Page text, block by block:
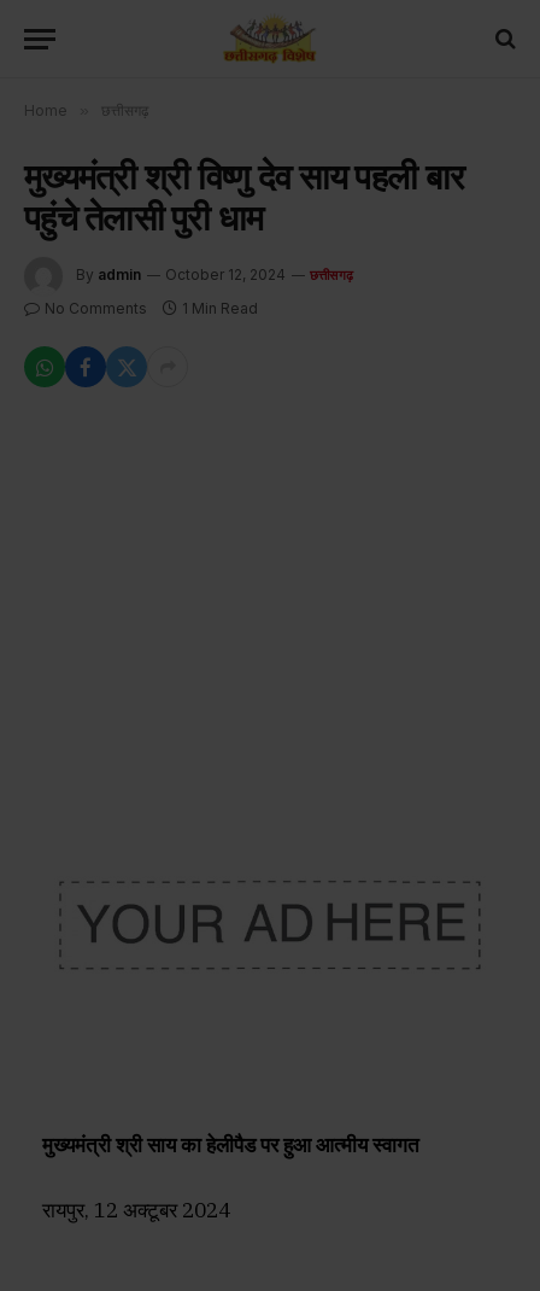
Home छत्तीसगढ़
मुख्यमंत्री श्री विष्णु देव साय पहली बार
पहुंचे तेलासी पुरी धाम
By admin October 12, 2024 छत्तीसगढ़
No Comments 1 Min Read
मुख्यमंत्री श्री साय का हेलीपैड पर हुआ आत्मीय स्वागत
रायपुर, 12 अक्टूबर 2024